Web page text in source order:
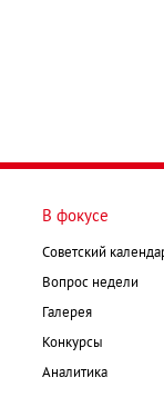
В фокусе
Советский
Вопрос недели
Галерея
Конкурсы
Аналитика